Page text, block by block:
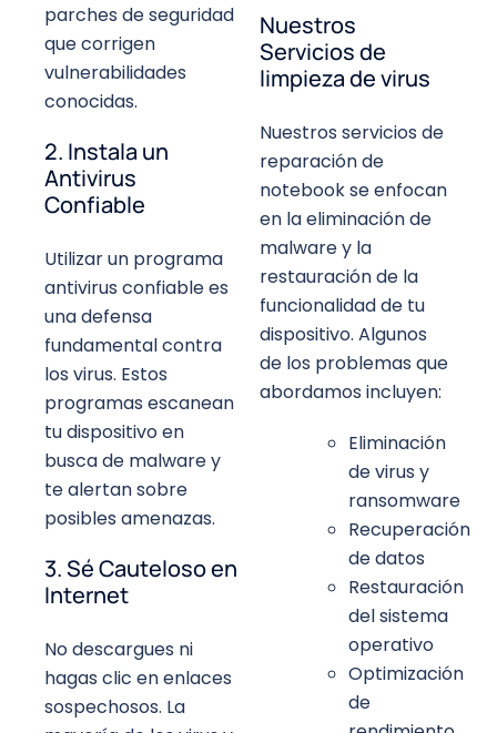
parches de seguridad
que corrigen
vulnerabilidades
conocidas.
2. Instala un
Antivirus
Confiable
Utilizar un programa
antivirus confiable es
una defensa
fundamental contra
los virus. Estos
programas escanean
tu dispositivo en
busca de malware y
te alertan sobre
posibles amenazas.
3. Sé Cauteloso en
Internet
No descargues ni
hagas clic en enlaces
sospechosos. La
Nuestros
Servicios de
limpieza de virus
Nuestros servicios de
reparación de
notebook se enfocan
en la eliminación de
malware y la
restauración de la
funcionalidad de tu
dispositivo. Algunos
de los problemas que
abordamos incluyen:
Eliminación
de virus y
ransomware
Recuperación
de datos
Restauración
del sistema
operativo
Optimización
de